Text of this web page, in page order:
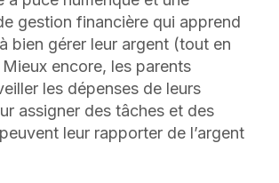
gestion financière qui apprend
bien gérer leur argent (tout en
Mieux encore, les parents
les dépenses de leurs
assigner des tâches et des
leur rapporter de l’argent